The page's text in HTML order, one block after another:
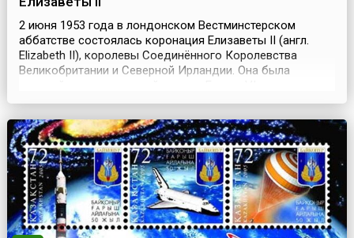
2 июня 1953 года в лондонском Вестминстерском
аббатстве состоялась коронация Елизаветы II (англ.
Elizabeth II), королевы Соединённого Королевства
Великобритании и Северной Ирландии. Она была
Елизаветы Боуз-Лайон. Дата церемонии была назначена
скончался 6 февраля 1952 года. За три недели до...